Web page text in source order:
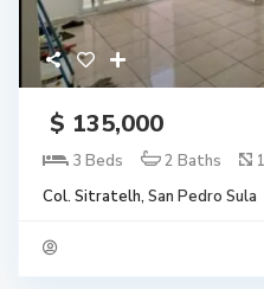
$ 135,000
3 Beds 2 Baths
Col. Sitratelh, San Pedro Sula